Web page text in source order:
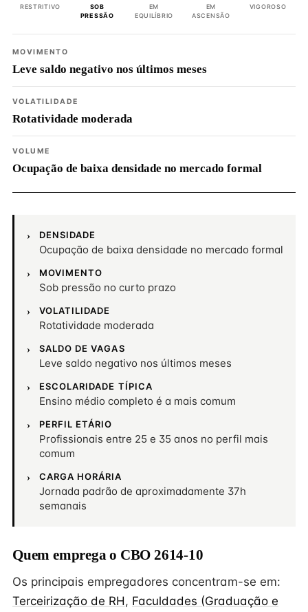
RESTRITIVO
SOB
PRESSÃO
EM
EQUILÍBRIO
EM
ASCENSÃO
VIGOROSO
MOVIMENTO
Leve saldo negativo nos últimos meses
VOLATILIDADE
Rotatividade moderada
VOLUME
Ocupação de baixa densidade no mercado formal
DENSIDADE
Ocupação de baixa densidade no mercado formal
MOVIMENTO
Sob pressão no curto prazo
VOLATILIDADE
Rotatividade moderada
SALDO DE VAGAS
Leve saldo negativo nos últimos meses
ESCOLARIDADE TÍPICA
Ensino médio completo é a mais comum
PERFIL ETÁRIO
Profissionais entre 25 e 35 anos no perfil mais
comum
CARGA HORÁRIA
Jornada padrão de aproximadamente 37h
semanais
Quem emprega o CBO 2614-10
Os principais empregadores concentram-se em:
Terceirização de RH, Faculdades (Graduação e